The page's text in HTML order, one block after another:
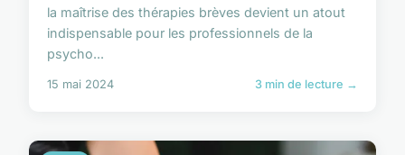
la maîtrise des thérapies brèves devient un atout
indispensable pour les professionnels de la
psycho...
15 mai 2024 3 min de lecture →